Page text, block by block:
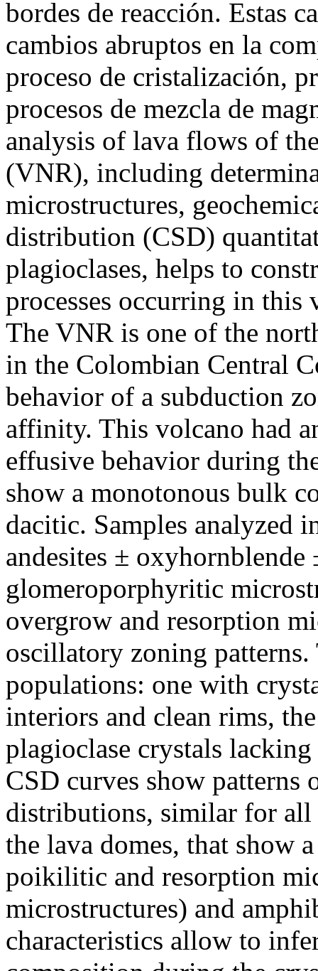
bordes de reacción. Estas
cambios abruptos en la
proceso de cristalización,
procesos de mezcla de
analysis of lava flows of
(VNR), including
microstructures,
distribution (CSD)
plagioclases, helps to
processes occurring in
The VNR is one of the
in the Colombian Central
behavior of a subduction
affinity. This volcano had
effusive behavior during
show a monotonous bulk
dacitic. Samples analyzed
andesites ±
glomeroporphyritic
overgrow and resorption
oscillatory zoning
populations: one with
interiors and clean rims,
plagioclase crystals
CSD curves show patterns
distributions, similar for all
the lava domes, that show
poikilitic and resorption
microstructures) and
characteristics allow to